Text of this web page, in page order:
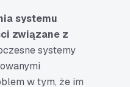
systemu
związane z
systemy
w tym, że im